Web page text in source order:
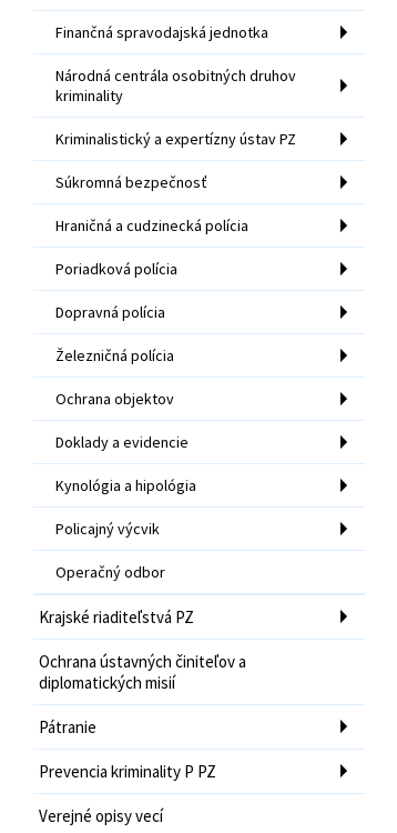
Finančná spravodajská jednotka
Národná centrála osobitných druhov
kriminality
Kriminalistický a expertízny ústav PZ
Súkromná bezpečnosť
Hraničná a cudzinecká polícia
Poriadková polícia
Dopravná polícia
Železničná polícia
Ochrana objektov
Doklady a evidencie
Kynológia a hipológia
Policajný výcvik
Operačný odbor
Krajské riaditeľstvá PZ
Ochrana ústavných činiteľov a
diplomatických misií
Pátranie
Prevencia kriminality P PZ
Verejné opisy vecí